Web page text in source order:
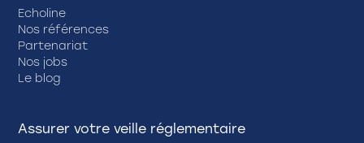
Echoline
Nos références
Partenariat
Nos jobs
Le blog
Assurer votre veille réglementaire